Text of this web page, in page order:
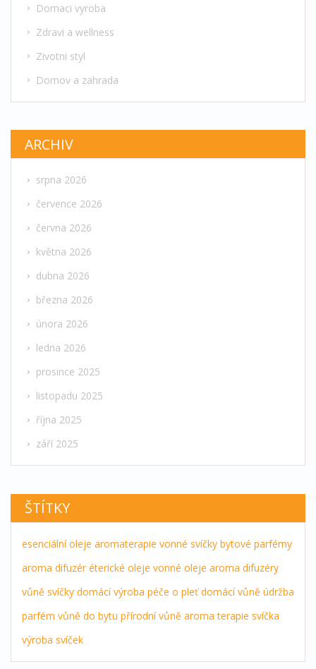
Domaci vyroba
Zdravi a wellness
Zivotni styl
Domov a zahrada
ARCHIV
srpna 2026
července 2026
června 2026
května 2026
dubna 2026
března 2026
února 2026
ledna 2026
prosince 2025
listopadu 2025
října 2025
září 2025
ŠTÍTKY
esenciální oleje aromaterapie vonné svíčky bytové parfémy
aroma difuzér éterické oleje vonné oleje aroma difuzéry
vůně svíčky domácí výroba péče o pleť domácí vůně údržba
parfém vůně do bytu přírodní vůně aroma terapie svíčka
výroba svíček